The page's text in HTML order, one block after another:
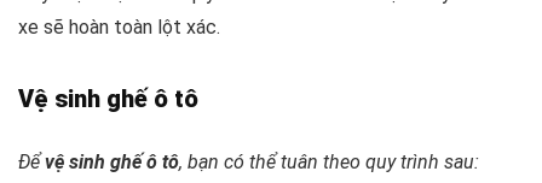
xe sẽ hoàn toàn lột xác.
Vệ sinh ghế ô tô
Đểvệ sinh ghế ô tô, bạn có thể tuân theo quy trình sau: